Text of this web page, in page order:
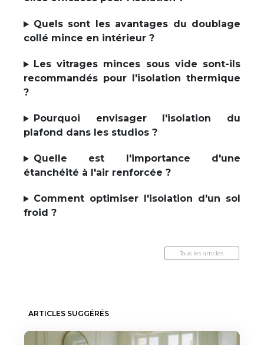
Quels sont les avantages du doublage
collé mince en intérieur ?
Les vitrages minces sous vide sont-ils
recommandés pour l'isolation thermique
?
Pourquoi envisager l'isolation du
plafond dans les studios ?
Quelle est l'importance d'une
étanchéité à l'air renforcée ?
Comment optimiser l'isolation d'un sol
froid ?
Tous les articles
ARTICLES SUGGÉRÉS